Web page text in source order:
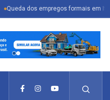
empregos formais em Itu reflete